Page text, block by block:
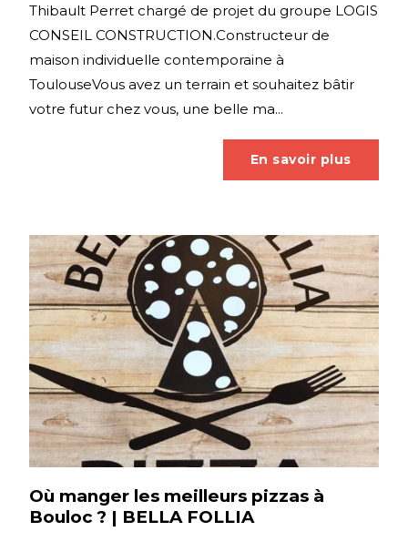
Thibault Perret chargé de projet du groupe LOGIS
CONSEIL CONSTRUCTION.Constructeur de
maison individuelle contemporaine à
ToulouseVous avez un terrain et souhaitez bâtir
votre futur chez vous, une belle ma...
En savoir plus
Où manger les meilleurs pizzas à
Bouloc ? | BELLA FOLLIA